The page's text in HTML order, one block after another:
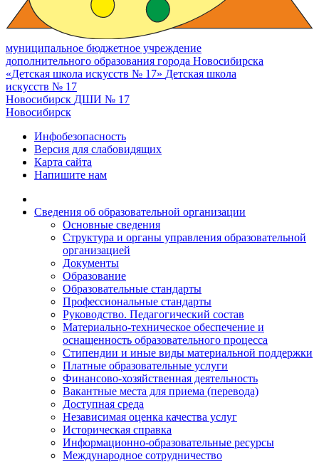
муниципальное бюджетное учреждение
дополнительного образования города Новосибирска
«Детская школа искусств № 17» Детская школа
искусств № 17
Новосибирск ДШИ № 17
Новосибирск
Инфобезопасность
Версия для слабовидящих
Карта сайта
Напишите нам
Сведения об образовательной организации
Основные сведения
Структура и органы управления образовательной
организацией
Документы
Образование
Образовательные стандарты
Профессиональные стандарты
Руководство. Педагогический состав
Материально-техническое обеспечение и
оснащенность образовательного процесса
Стипендии и иные виды материальной поддержки
Платные образовательные услуги
Финансово-хозяйственная деятельность
Вакантные места для приема (перевода)
Доступная среда
Независимая оценка качества услуг
Историческая справка
Информационно-образовательные ресурсы
Международное сотрудничество